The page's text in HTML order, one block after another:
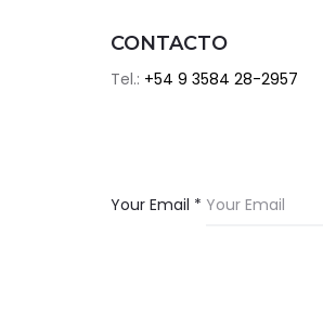
CONTACTO
Tel.: +54 9 3584 28-2957
Your Email *